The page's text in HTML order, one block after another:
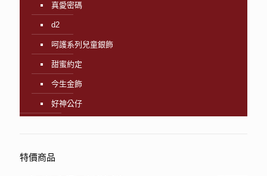
真愛密碼
d2
呵護系列兒童銀飾
甜蜜約定
今生金飾
好神公仔
特價商品